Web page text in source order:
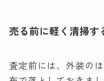
売る前に軽く清掃す
査定前には、外装の